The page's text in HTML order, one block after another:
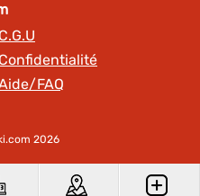
C.G.U
Confidentialité
FAQ
2026